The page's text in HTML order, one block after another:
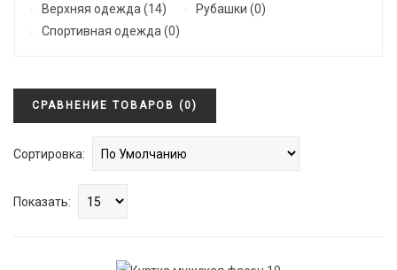
Верхняя одежда (14)
Рубашки (0)
Спортивная одежда (0)
СРАВНЕНИЕ ТОВАРОВ (0)
Сортировка:
Показать: